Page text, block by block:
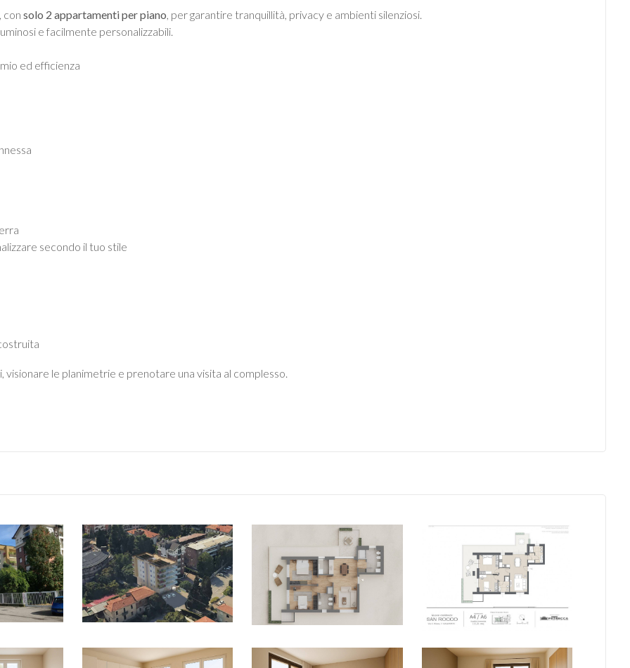
con solo 2 appartamenti per piano, per garantire tranquillità, privacy e ambienti silenziosi.
e facilmente personalizzabili.
ed efficienza
secondo il tuo stile
le planimetrie e prenotare una visita al complesso.